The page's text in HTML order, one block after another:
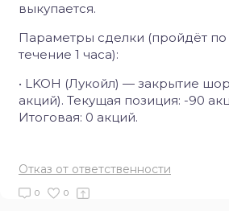
выкупается.
Параметры сделки (пройдёт
течение 1 часа):
• LKOH (Лукойл) — закрытие
акций). Текущая позиция: -90
Итоговая: 0 акций.
Отказ от ответственности
0 0